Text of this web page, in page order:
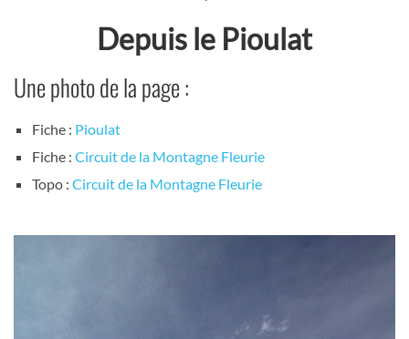
Depuis le Pioulat
Une photo de la page :
Fiche : Pioulat
Fiche : Circuit de la Montagne Fleurie
Topo : Circuit de la Montagne Fleurie